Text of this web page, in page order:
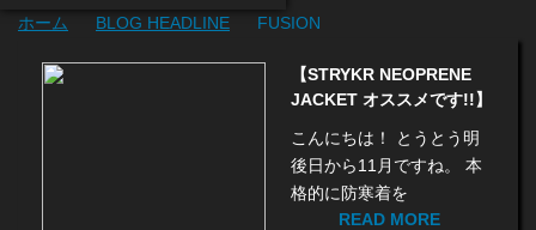
ホーム BLOG HEADLINE FUSION
【STRYKR NEOPRENE
JACKET オススメです!!】
こんにちは！ とうとう明
後日から11月ですね。 本
格的に防寒着を
READ MORE